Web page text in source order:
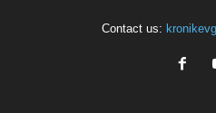
Contact us: